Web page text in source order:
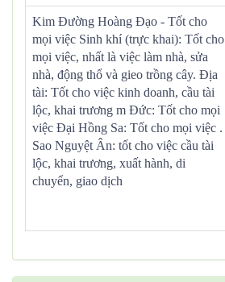
Kim Đường Hoàng Đạo - Tốt cho
mọi việc Sinh khí (trực khai): Tốt cho
mọi việc, nhất là việc làm nhà, sửa
nhà, động thổ và gieo trồng cây. Địa
tài: Tốt cho việc kinh doanh, cầu tài
lộc, khai trương m Đức: Tốt cho mọi
việc Đại Hồng Sa: Tốt cho mọi việc .
Sao Nguyệt Ân: tốt cho việc cầu tài
lộc, khai trương, xuất hành, di
chuyển, giao dịch